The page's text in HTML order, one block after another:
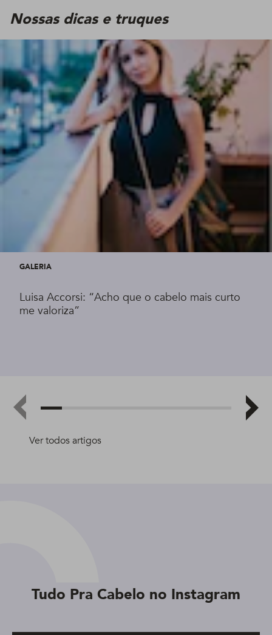
Nossas dicas e truques
Ver todos artigos
GALERIA
Luisa Accorsi: “Acho que o cabelo mais curto
me valoriza”
Tudo Pra Cabelo no Instagram